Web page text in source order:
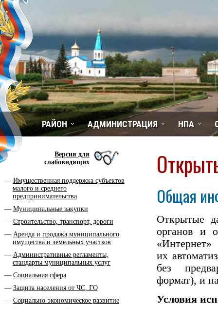
РАЙОН АДМИНИСТРАЦИЯ НПА
Версия для
слабовидящих
Имущественная поддержка субъектов
малого и среднего
предпринимательства
Муниципальные закупки
Строительство, транспорт, дороги
Аренда и продажа муниципального
имущества и земельных участков
Административные регламенты,
стандарты муниципальных услуг
Социальная сфера
Защита населения от ЧС, ГО
Социально-экономическое развитие
Общая
Открытые
органов и
их
без
формат), и
Условия